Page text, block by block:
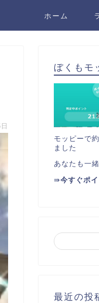
ホーム
ぼくもモ
モッピーで
ました
あなたも一
⇛今すぐポ
最近の投